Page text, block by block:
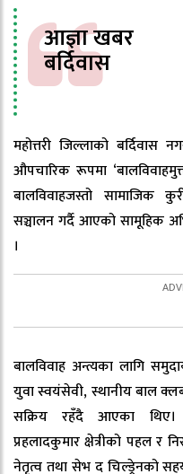
आज्ञा खबर
बर्दिवास
महोत्तरी जिल्लाको बर्दिवास
औपचारिक रूपमा
बालविवाहजस्तो सामाजिक
सञ्चालन गर्दै आएको सामूहिक
।
बालविवाह अन्त्यका लागि
युवा स्वयंसेवी, स्थानीय बाल
सक्रिय रहँदै आएका थिए।
प्रहलादकुमार क्षेत्रीको पहल र
नेतृत्व तथा सेभ द चिल्ड्रेनको